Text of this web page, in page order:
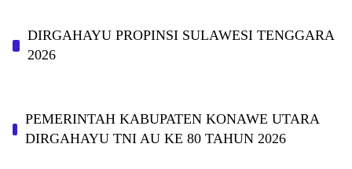
DIRGAHAYU PROPINSI SULAWESI TENGGARA
2026
PEMERINTAH KABUPATEN KONAWE UTARA
DIRGAHAYU TNI AU KE 80 TAHUN 2026